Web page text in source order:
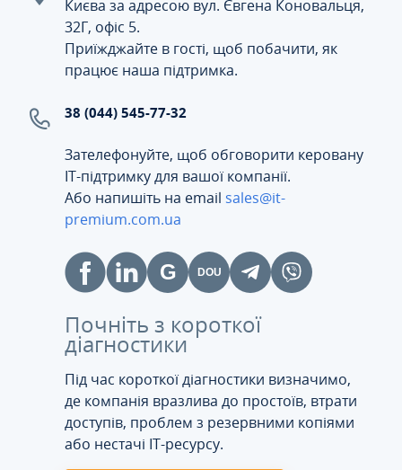
Києва за адресою вул. Євгена Коновальця,
32Г, офіс 5.
Приїжджайте в гості, щоб побачити, як
працює наша підтримка.
38 (044) 545-77-32
Зателефонуйте, щоб обговорити керовану
ІТ-підтримку для вашої компанії.
Або напишіть на email sales@it-
premium.com.ua
Почніть з короткої
діагностики
Під час короткої діагностики визначимо,
де компанія вразлива до простоїв, втрати
доступів, проблем з резервними копіями
або нестачі IT-ресурсу.